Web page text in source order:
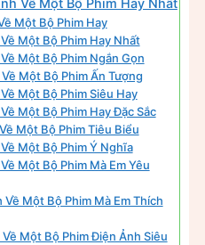
Về Một Bộ Phim Hay Nhất
Một Bộ Phim Hay
Một Bộ Phim Hay Nhất
Một Bộ Phim Ngắn Gọn
Một Bộ Phim Ấn Tượng
Một Bộ Phim Siêu Hay
Một Bộ Phim Hay Đặc Sắc
Một Bộ Phim Tiêu Biểu
Một Bộ Phim Ý Nghĩa
Một Bộ Phim Mà Em Yêu
Một Bộ Phim Mà Em Thích
Một Bộ Phim Điện Ảnh Siêu